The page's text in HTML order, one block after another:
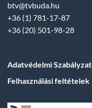
btv@tvbuda.hu
+36 (1) 781-17-87
+36 (20) 501-98-28
Adatvédelmi Szabályzat
Felhasználási feltételek